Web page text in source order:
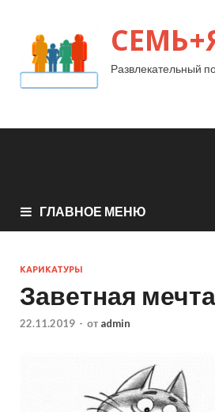
Развлекательный
ГЛАВНОЕ МЕНЮ
КАРИКАТУРЫ
Заветная
22.11.2019 - от admin